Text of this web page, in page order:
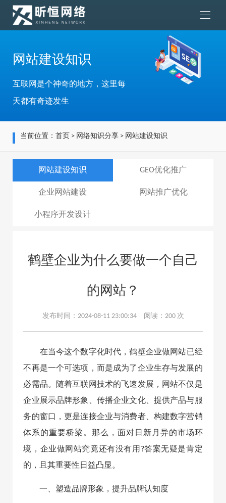
网站建设知识
互联网是个神奇的地方，这里每
天都有奇迹发生
当前位置： 首页 > 网络知识分享> 网站建设知识
网站建设知识 GEO优化推广
企业网站建设 网站推广优化
小程序开发设计
鹤壁企业为什么要做一个自己
的网站？
发布时间：2024-08-11 23:00:34 阅读： 200 次
在当今这个数字化时代，鹤壁企业做网站已经
不再是一个可选项，而是成为了企业生存与发展的
必需品。随着互联网技术的飞速发展，网站不仅是
企业展示品牌形象、传播企业文化、提供产品与服
务的窗口，更是连接企业与消费者、构建数字营销
体系的重要桥梁。那么，面对日新月异的市场环
境，企业做网站究竟还有没有用?答案无疑是肯定
的，且其重要性日益凸显。
一、塑造品牌形象，提升品牌认知度